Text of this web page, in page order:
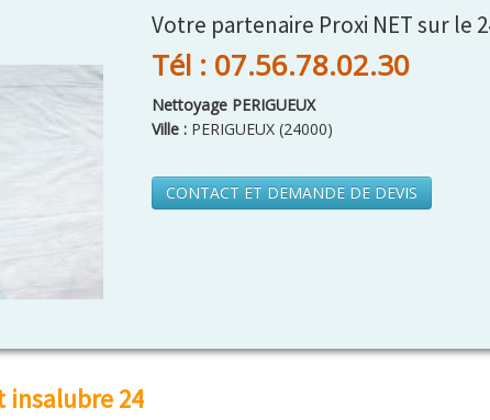
Votre partenaire Proxi NET sur le
Tél : 07.56.78.02.30
Nettoyage PERIGUEUX
Ville : PERIGUEUX (24000)
CONTACT ET DEMANDE DE DEVIS
insalubre 24